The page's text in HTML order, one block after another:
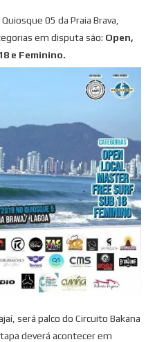
05 da Praia Brava,
em disputa são: Open,
e Feminino.
será palco do Circuito Bakana
deverá acontecer em